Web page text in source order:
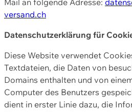
versand.ch
Datenschutzerklärung für
Diese Website verwendet
Textdateien, die Daten von
Domains enthalten und von
Computer des Benutzers
dient in erster Linie dazu, die